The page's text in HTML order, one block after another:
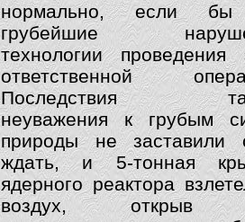
нормально, если
грубейшие
технологии проведения
ответственной
Последствия
неуважения к грубым
природы не заставили
ждать, и 5-тонная
ядерного реактора
воздух, открыв